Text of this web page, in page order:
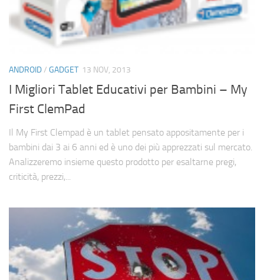
ANDROID/ GADGET 13 NOV, 2013
I Migliori Tablet Educativi per Bambini – My
First ClemPad
Il My First Clempad è un tablet pensato appositamente per i
bambini dai 3 ai 6 anni ed è uno dei più apprezzati sul mercato.
Analizzeremo insieme questo prodotto per esaltarne pregi,
criticità, prezzi,...